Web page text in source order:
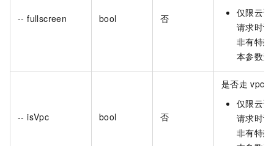
-- fullscreen bool 否
仅限云
请求时
非有特
本参数
-- isVpc bool 否
是否走 vpc
仅限云
请求时
非有特